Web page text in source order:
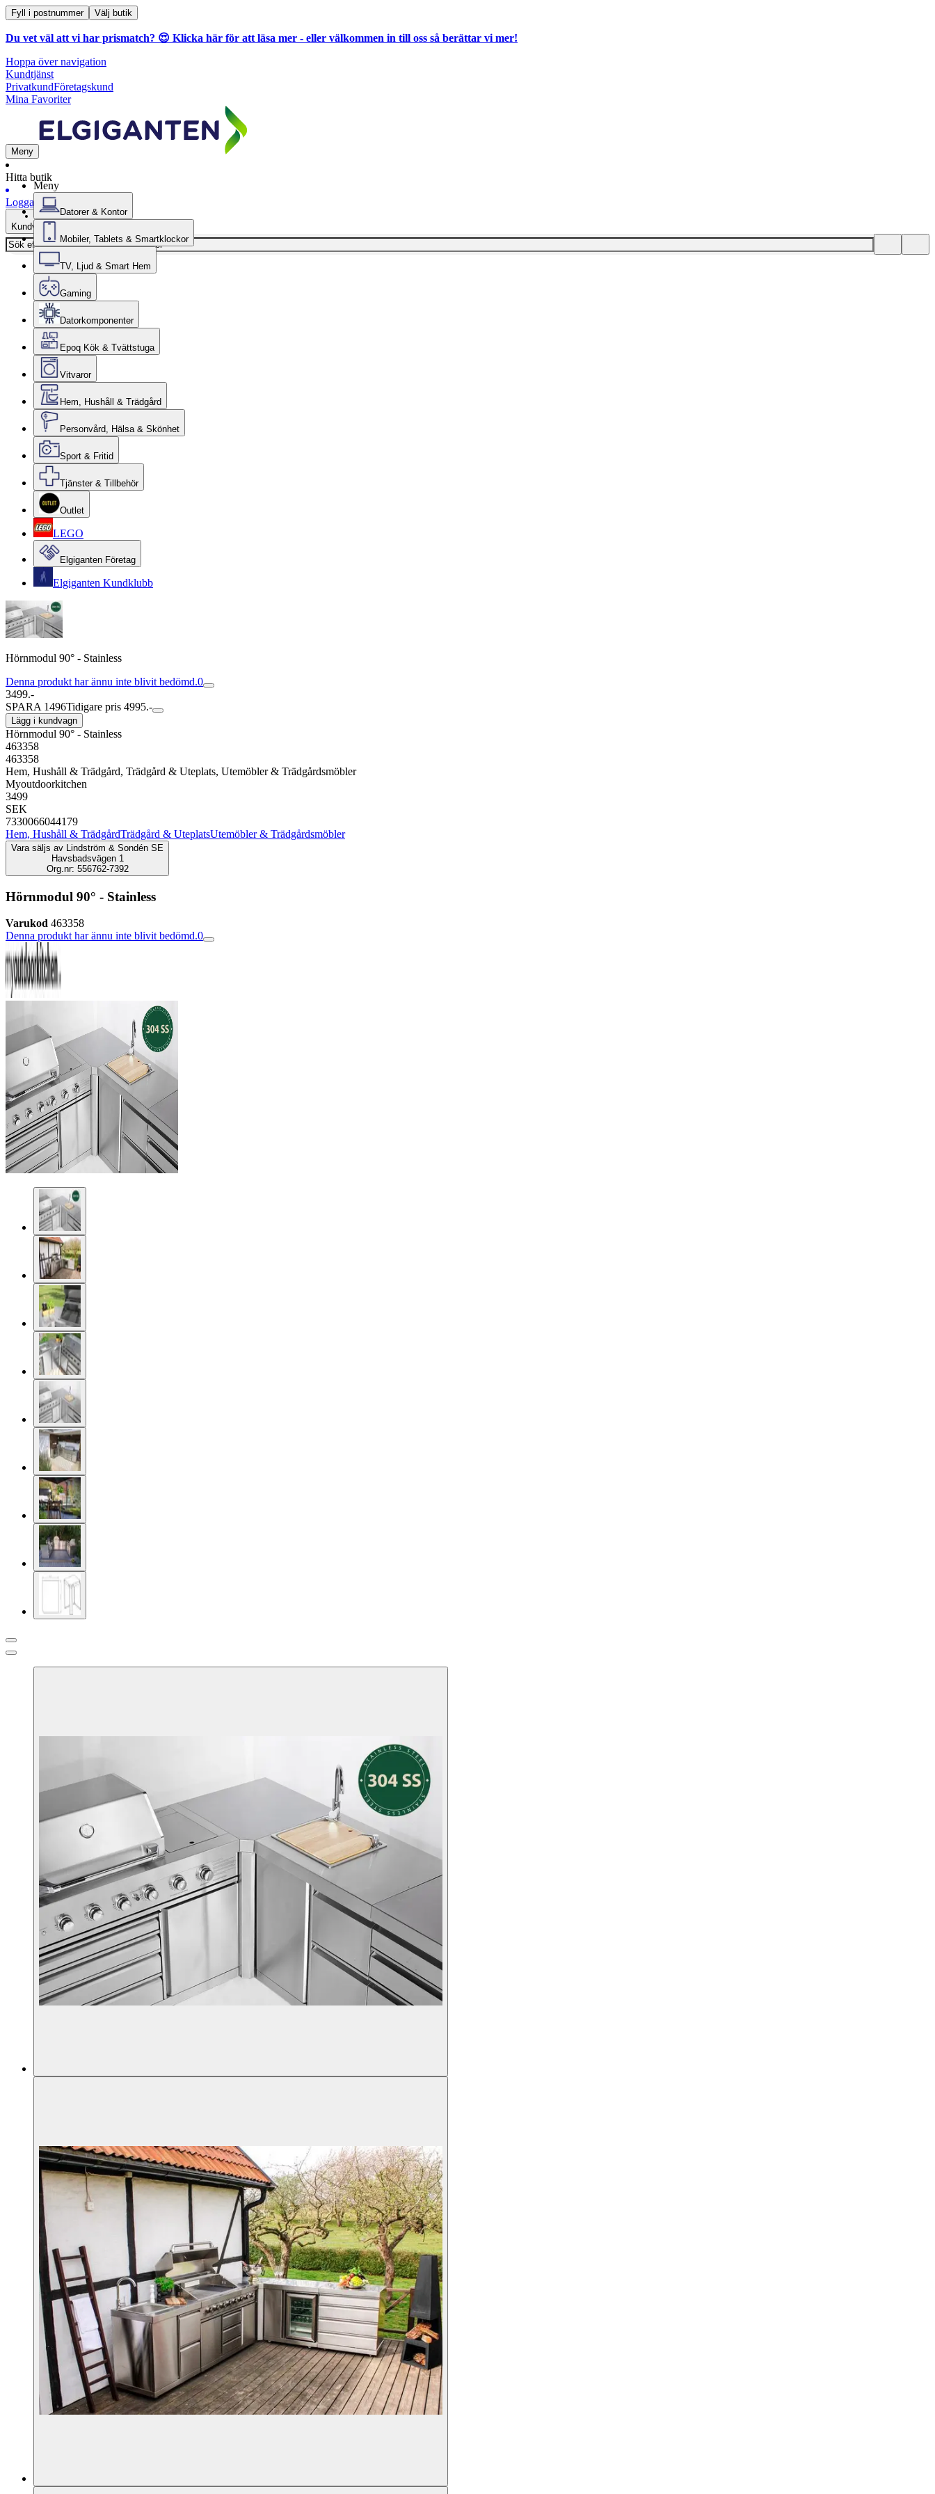
Fyll i postnummer Välj butik
Du vet väl att vi har prismatch? 😍 Klicka här för att läsa mer - eller välkommen in till oss så berättar vi mer!
Hoppa över navigation
Kundtjänst
PrivatkundFöretagskund
Mina Favoriter
Meny
Hitta butik
Logga in
Kundvagn
Meny
Datorer & Kontor
Mobiler, Tablets & Smartklockor
TV, Ljud & Smart Hem
Gaming
Datorkomponenter
Epoq Kök & Tvättstuga
Vitvaror
Hem, Hushåll & Trädgård
Personvård, Hälsa & Skönhet
Sport & Fritid
Tjänster & Tillbehör
Outlet
LEGO
Elgiganten Företag
Elgiganten Kundklubb
Hörnmodul 90° - Stainless
Denna produkt har ännu inte blivit bedömd.0
3499.-
SPARA 1496Tidigare pris 4995.-
Lägg i kundvagn
Hörnmodul 90° - Stainless
463358
463358
Hem, Hushåll & Trädgård, Trädgård & Uteplats, Utemöbler & Trädgårdsmöbler
Myoutdoorkitchen
3499
SEK
7330066044179
Hem, Hushåll & TrädgårdTrädgård & UteplatsUtemöbler & Trädgårdsmöbler
Vara säljs av Lindström & Sondén SE
Havsbadsvägen 1
Org.nr: 556762-7392
Hörnmodul 90° - Stainless
Varukod 463358
Denna produkt har ännu inte blivit bedömd.0